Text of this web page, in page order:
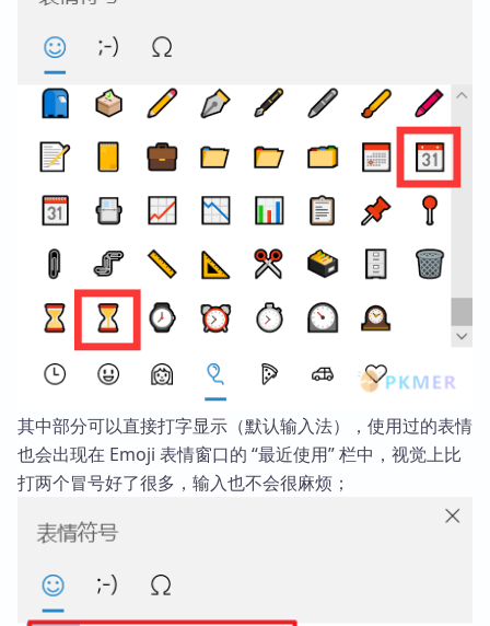
其中部分可以直接打字显示（默认输入法），使用过的表情
也会出现在 Emoji 表情窗口的 “最近使用” 栏中，视觉上比
打两个冒号好了很多，输入也不会很麻烦；